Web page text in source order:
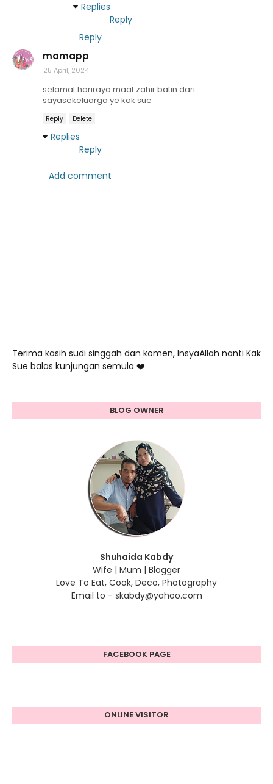
Replies
Reply
Reply
mamapp
25 April, 2024
selamat hariraya maaf zahir batin dari
sayasekeluarga ye kak sue
Reply Delete
Replies
Reply
Add comment
Terima kasih sudi singgah dan komen, InsyaAllah nanti Kak
Sue balas kunjungan semula ❤️
BLOG OWNER
Shuhaida Kabdy
Wife | Mum | Blogger
Love To Eat, Cook, Deco, Photography
Email to - skabdy@yahoo.com
FACEBOOK PAGE
ONLINE VISITOR